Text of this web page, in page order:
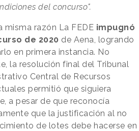
del concurso".
misma razón La FEDE impugnó
de 2020 de Aena, logrando
en primera instancia. No
la resolución final del Tribunal
Central de Recursos
permitió que siguiera
a pesar de que reconocía
que la justificación al no
de lotes debe hacerse en